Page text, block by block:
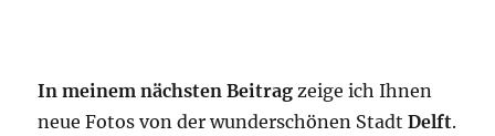
In meinem nächsten Beitrag zeige ich Ihnen
neue Fotos von der wunderschönen StadtDelft.